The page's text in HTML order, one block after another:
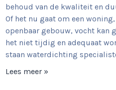
behoud van de kwaliteit en
Of het nu gaat om een
openbaar gebouw, vocht kan
het niet tijdig en adequaat
staan waterdichting
Lees meer »